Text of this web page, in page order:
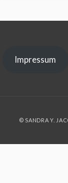
Impressum
© SANDRA Y.